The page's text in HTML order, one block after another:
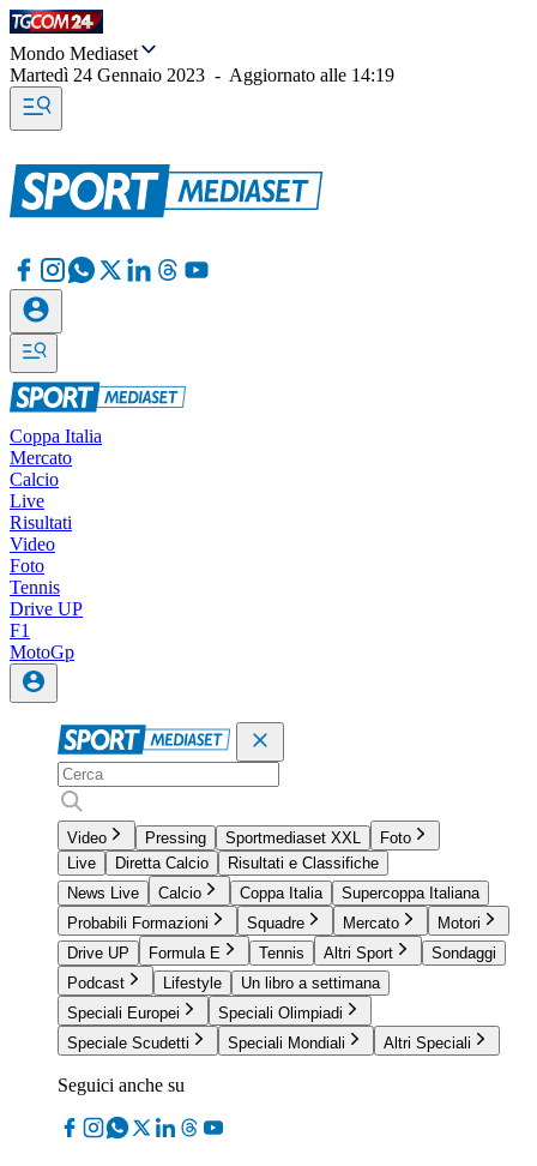
Mondo Mediaset
Martedì 24 Gennaio 2023 - Aggiornato alle 14:19
Coppa Italia
Mercato
Calcio
Live
Risultati
Video
Foto
Tennis
Drive UP
F1
MotoGp
Video Pressing Sportmediaset XXL
Foto
Live
Diretta Calcio
Risultati e Classifiche
News Live
Calcio Coppa Italia
Supercoppa Italiana
Probabili Formazioni
Squadre Mercato
Motori
Drive UP
Formula E Tennis Altri Sport
Sondaggi
Podcast
Lifestyle
Un libro a settimana
Speciali Europei
Speciali Olimpiadi
Speciale Scudetti
Speciali Mondiali Altri Speciali
Seguici anche su